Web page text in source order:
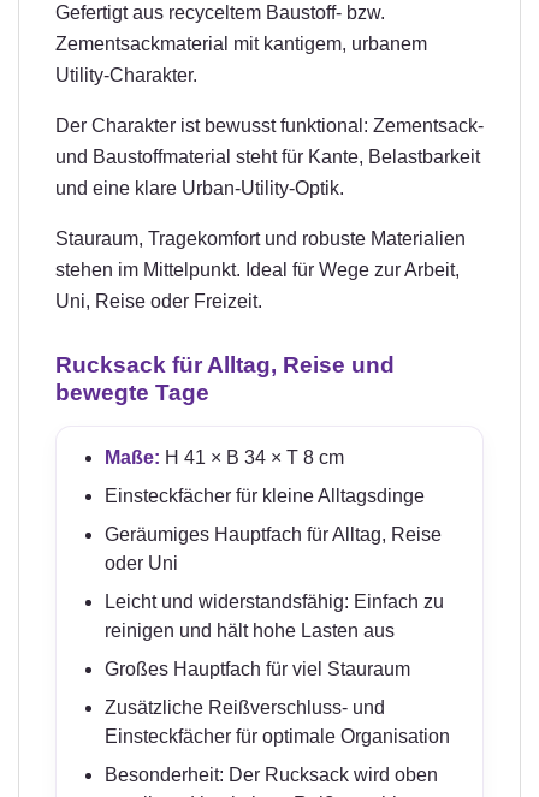
Gefertigt aus recyceltem Baustoff- bzw.
Zementsackmaterial mit kantigem, urbanem
Utility-Charakter.
Der Charakter ist bewusst funktional: Zementsack-
und Baustoffmaterial steht für Kante, Belastbarkeit
und eine klare Urban-Utility-Optik.
Stauraum, Tragekomfort und robuste Materialien
stehen im Mittelpunkt. Ideal für Wege zur Arbeit,
Uni, Reise oder Freizeit.
Rucksack für Alltag, Reise und
bewegte Tage
Maße: H 41 × B 34 × T 8 cm
Einsteckfächer für kleine Alltagsdinge
Geräumiges Hauptfach für Alltag, Reise
oder Uni
Leicht und widerstandsfähig: Einfach zu
reinigen und hält hohe Lasten aus
Großes Hauptfach für viel Stauraum
Zusätzliche Reißverschluss- und
Einsteckfächer für optimale Organisation
Besonderheit: Der Rucksack wird oben